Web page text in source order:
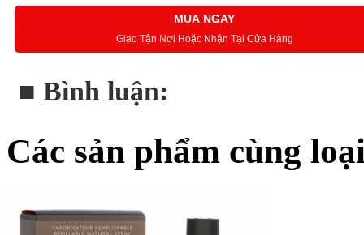
MUA NGAY
Giao Tận Nơi Hoặc Nhận Tại Cửa Hàng
■ Bình luận:
Các sản phẩm cùng